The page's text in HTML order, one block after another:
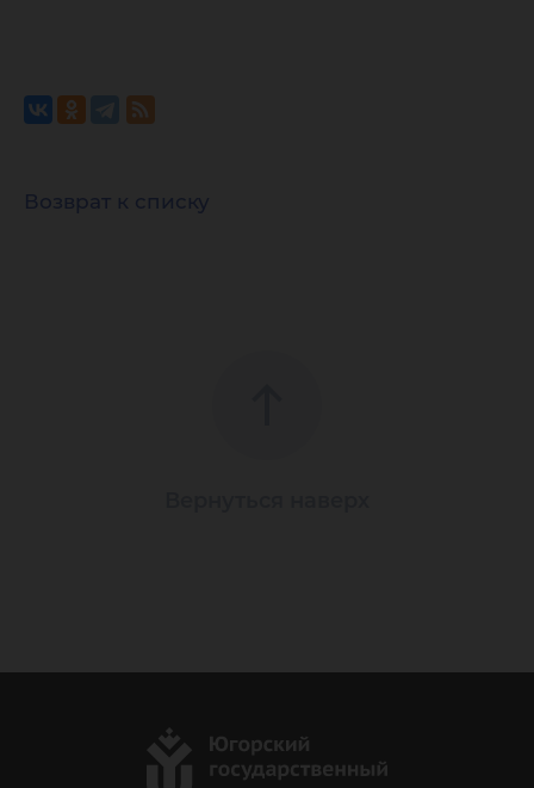
Возврат к списку